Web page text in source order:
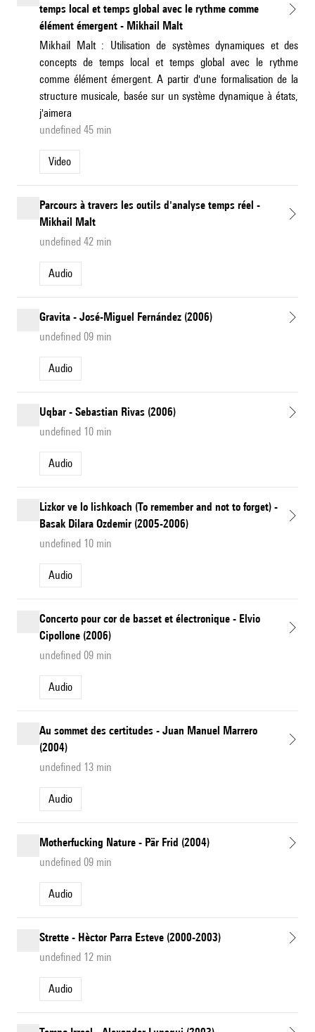
temps local et temps global avec le rythme comme
élément émergent - Mikhail Malt
Mikhail Malt : Utilisation de systèmes dynamiques et des
concepts de temps local et temps global avec le rythme
comme élément émergent. A partir d'une formalisation de la
structure musicale, basée sur un système dynamique à états,
j'aimera
undefined 45 min
Video
Parcours à travers les outils d'analyse temps réel -
Mikhail Malt
undefined 42 min
Audio
Gravita - José-Miguel Fernández (2006)
undefined 09 min
Audio
Uqbar - Sebastian Rivas (2006)
undefined 10 min
Audio
Lizkor ve lo lishkoach (To remember and not to forget) -
Basak Dilara Ozdemir (2005-2006)
undefined 10 min
Audio
Concerto pour cor de basset et électronique - Elvio
Cipollone (2006)
undefined 09 min
Audio
Au sommet des certitudes - Juan Manuel Marrero
(2004)
undefined 13 min
Audio
Motherfucking Nature - Pär Frid (2004)
undefined 09 min
Audio
Strette - Hèctor Parra Esteve (2000-2003)
undefined 12 min
Audio